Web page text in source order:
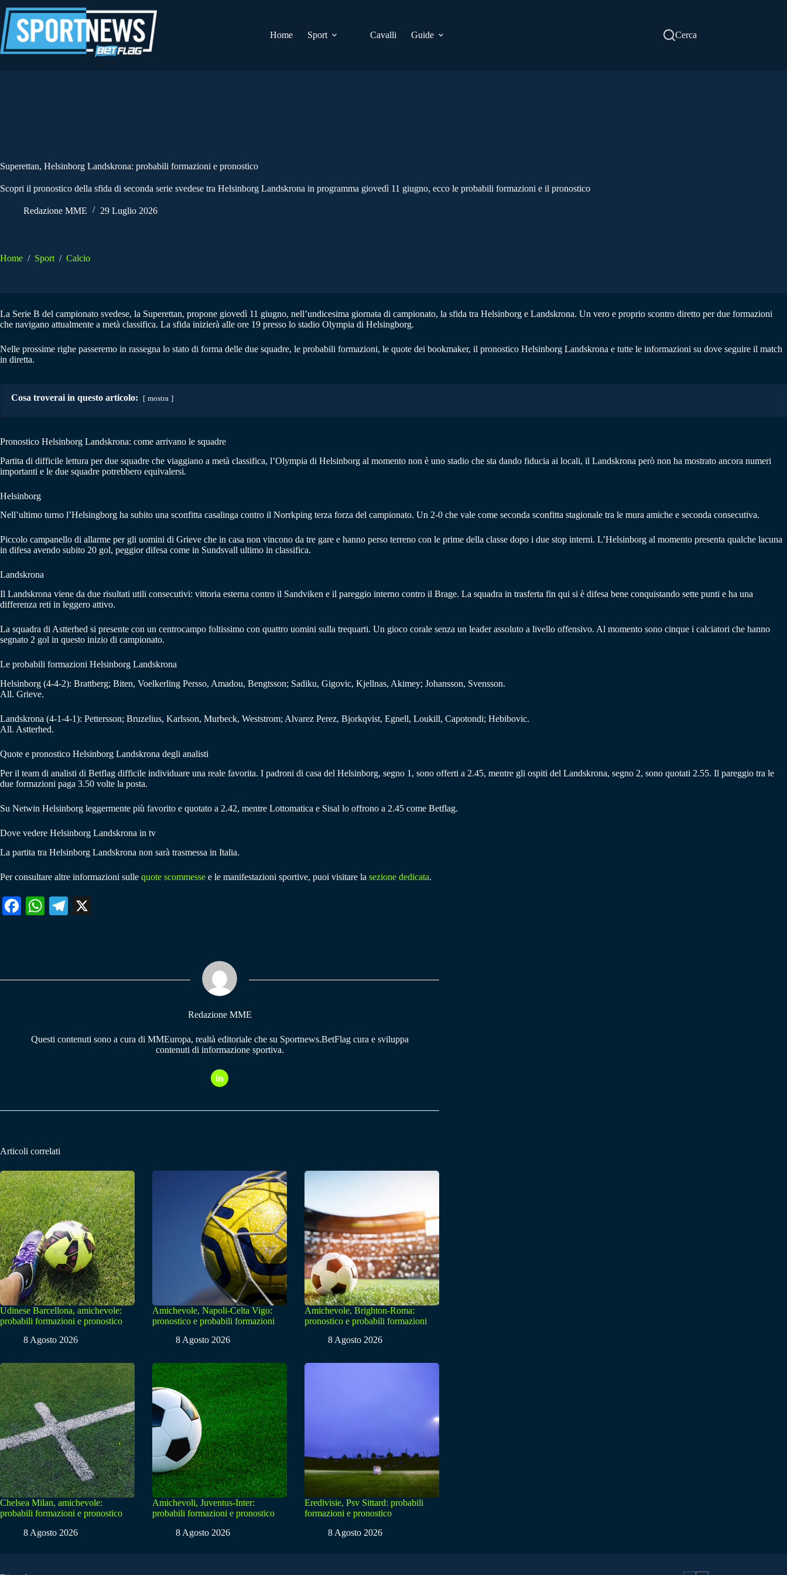
al
contenuto
Home
Sport Cavalli Guide Cerca
Superettan, Helsinborg Landskrona: probabili formazioni e pronostico
Scopri il pronostico della sfida di seconda serie svedese tra Helsinborg Landskrona in programma giovedì 11 giugno, ecco le probabili formazioni e il pronostico
Redazione MME 29 Luglio 2026
Home / Sport / Calcio
La Serie B del campionato svedese, la Superettan, propone giovedì 11 giugno, nell’undicesima giornata di campionato, la sfida tra Helsinborg e Landskrona. Un vero e proprio scontro diretto per due formazioni
che navigano attualmente a metà classifica. La sfida inizierà alle ore 19 presso lo stadio Olympia di Helsingborg.
Nelle prossime righe passeremo in rassegna lo stato di forma delle due squadre, le probabili formazioni, le quote dei bookmaker, il pronostico Helsinborg Landskrona e tutte le informazioni su dove seguire il match
in diretta.
Cosa troverai in questo articolo: mostra
Pronostico Helsinborg Landskrona: come arrivano le squadre
Partita di difficile lettura per due squadre che viaggiano a metà classifica, l’Olympia di Helsinborg al momento non è uno stadio che sta dando fiducia ai locali, il Landskrona però non ha mostrato ancora numeri
importanti e le due squadre potrebbero equivalersi.
Helsinborg
Nell’ultimo turno l’Helsingborg ha subito una sconfitta casalinga contro il Norrkping terza forza del campionato. Un 2-0 che vale come seconda sconfitta stagionale tra le mura amiche e seconda consecutiva.
Piccolo campanello di allarme per gli uomini di Grieve che in casa non vincono da tre gare e hanno perso terreno con le prime della classe dopo i due stop interni. L’Helsinborg al momento presenta qualche lacuna
in difesa avendo subito 20 gol, peggior difesa come in Sundsvall ultimo in classifica.
Landskrona
Il Landskrona viene da due risultati utili consecutivi: vittoria esterna contro il Sandviken e il pareggio interno contro il Brage. La squadra in trasferta fin qui si è difesa bene conquistando sette punti e ha una
differenza reti in leggero attivo.
La squadra di Astterhed si presente con un centrocampo foltissimo con quattro uomini sulla trequarti. Un gioco corale senza un leader assoluto a livello offensivo. Al momento sono cinque i calciatori che hanno
segnato 2 gol in questo inizio di campionato.
Le probabili formazioni Helsinborg Landskrona
Helsinborg (4-4-2): Brattberg; Biten, Voelkerling Persso, Amadou, Bengtsson; Sadiku, Gigovic, Kjellnas, Akimey; Johansson, Svensson.
All. Grieve.
Landskrona (4-1-4-1): Pettersson; Bruzelius, Karlsson, Murbeck, Weststrom; Alvarez Perez, Bjorkqvist, Egnell, Loukill, Capotondi; Hebibovic.
All. Astterhed.
Quote e pronostico Helsinborg Landskrona degli analisti
Per il team di analisti di Betflag difficile individuare una reale favorita. I padroni di casa del Helsinborg, segno 1, sono offerti a 2.45, mentre gli ospiti del Landskrona, segno 2, sono quotati 2.55. Il pareggio tra le
due formazioni paga 3.50 volte la posta.
Su Netwin Helsinborg leggermente più favorito e quotato a 2.42, mentre Lottomatica e Sisal lo offrono a 2.45 come Betflag.
Dove vedere Helsinborg Landskrona in tv
La partita tra Helsinborg Landskrona non sarà trasmessa in Italia.
Per consultare altre informazioni sulle quote scommesse e le manifestazioni sportive, puoi visitare la sezione dedicata.
Fa W
pp
Te
m
Redazione MME
Questi contenuti sono a cura di MMEuropa, realtà editoriale che su Sportnews.BetFlag cura e sviluppa
contenuti di informazione sportiva.
Articoli correlati
Udinese Barcellona, amichevole:
probabili formazioni e pronostico
8 Agosto 2026
Amichevole, Napoli-Celta Vigo:
pronostico e probabili formazioni
8 Agosto 2026
Amichevole, Brighton-Roma:
pronostico e probabili formazioni
8 Agosto 2026
Chelsea Milan, amichevole:
probabili formazioni e pronostico
8 Agosto 2026
Amichevoli, Juventus-Inter:
probabili formazioni e pronostico
8 Agosto 2026
Eredivisie, Psv Sittard: probabili
formazioni e pronostico
8 Agosto 2026